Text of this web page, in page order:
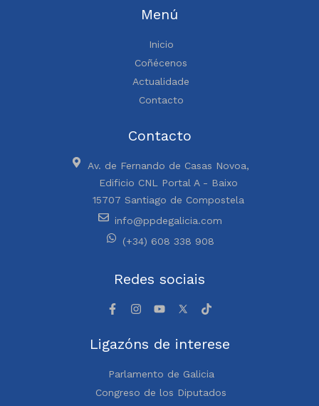
Menú
Inicio
Coñécenos
Actualidade
Contacto
Contacto
Av. de Fernando de Casas Novoa,
Edificio CNL Portal A - Baixo
15707 Santiago de Compostela
info@ppdegalicia.com
(+34) 608 338 908
Redes sociais
Ligazóns de interese
Parlamento de Galicia
Congreso de los Diputados